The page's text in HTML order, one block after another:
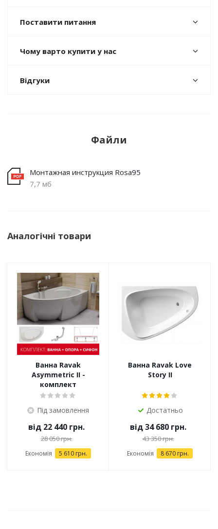
Поставити питання
Чому варто купити у нас
Відгуки
Файли
Монтажная инструкция Rosa95
7,7 мб
Аналогічні товари
Ванна Ravak
Asymmetric II -
комплект
Під замовлення
від 22 440 грн.
28 050 грн.
Економія 5 610 грн.
Ванна Ravak Love
Story II
Достатньо
від34 680 грн.
43 350 грн.
Економія 8 670 грн.